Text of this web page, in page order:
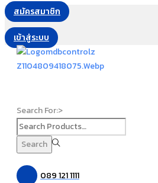
สมัครสมาชิก
เข้าสู่ระบบ
Search For:>
Search
089 121 1111